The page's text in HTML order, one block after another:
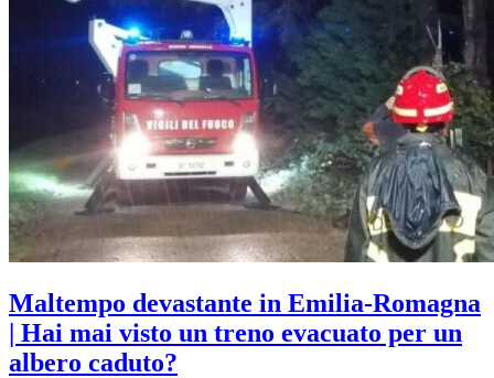
Maltempo devastante in Emilia-Romagna
| Hai mai visto un treno evacuato per un
albero caduto?